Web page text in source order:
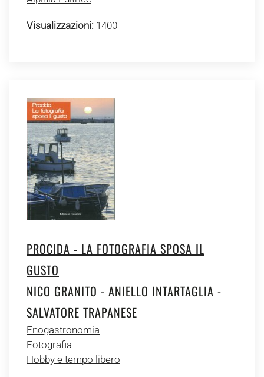
Visualizzazioni: 1400
PROCIDA - LA FOTOGRAFIA SPOSA IL
GUSTO
NICO GRANITO - ANIELLO INTARTAGLIA -
SALVATORE TRAPANESE
Enogastronomia
Fotografia
Hobby e tempo libero